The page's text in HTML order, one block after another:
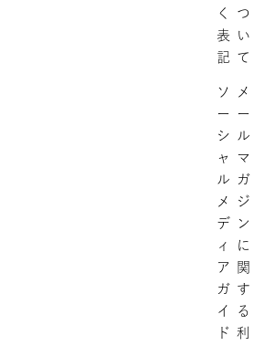
く
表
記
つ
い
て
ソ
ー
シ
ャ
ル
メ
デ
ィ
ア
ガ
イ
ド
メ
ー
ル
マ
ガ
ジ
ン
に
関
す
る
利